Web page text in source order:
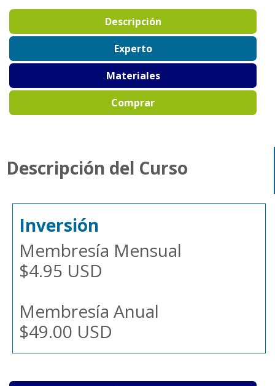
Descripción
Experto
Materiales
Comprar
Descripción del Curso
Inversión
Membresía Mensual
$4.95 USD
Membresía Anual
$49.00 USD